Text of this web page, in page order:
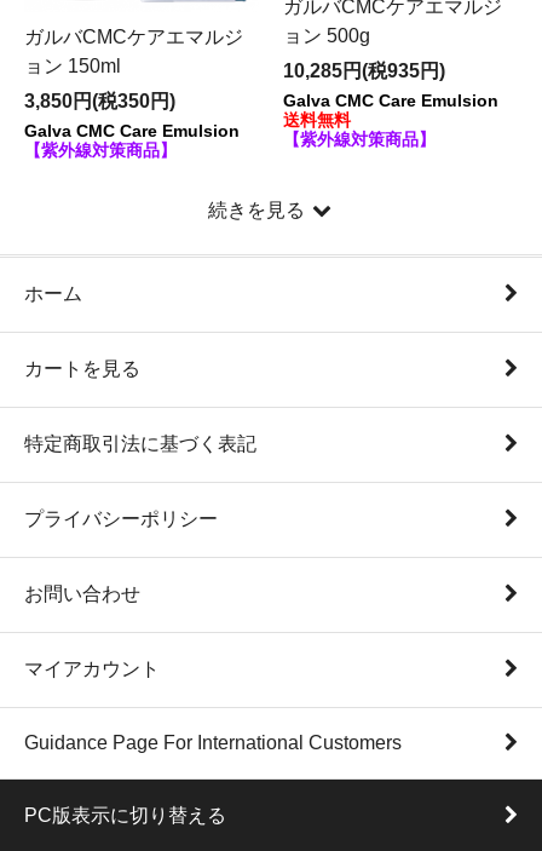
ガルバCMCケアエマルジ
ョン 150ml
3,850円(税350円)
Galva CMC Care Emulsion
【紫外線対策商品】
ガルバCMCケアエマルジ
ョン 500g
10,285円(税935円)
Galva CMC Care Emulsion
送料無料
【紫外線対策商品】
続きを見る
ホーム
カートを見る
特定商取引法に基づく表記
プライバシーポリシー
お問い合わせ
マイアカウント
Guidance Page For International Customers
PC版表示に切り替える